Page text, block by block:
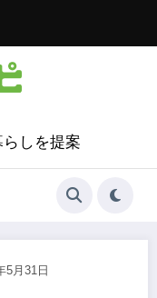
しを提案
5月31日